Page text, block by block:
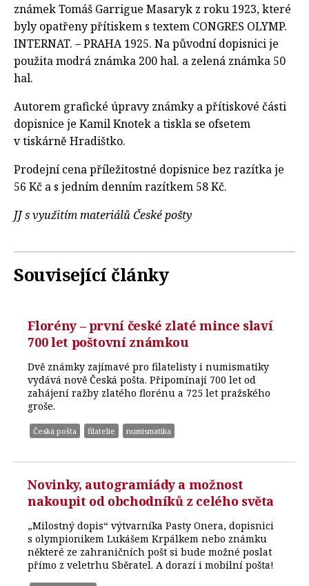
známek Tomáš Garrigue Masaryk z roku 1923, které
byly opatřeny přítiskem s textem CONGRES OLYMP.
INTERNAT. – PRAHA 1925. Na původní dopisnici je
použita modrá známka 200 hal. a zelená známka 50
hal.
Autorem grafické úpravy známky a přítiskové části
dopisnice je Kamil Knotek a tiskla se ofsetem
v tiskárně Hradištko.
Prodejní cena příležitostné dopisnice bez razítka je
56 Kč a s jedním denním razítkem 58 Kč.
JJ s využitím materiálů České pošty
Související články
Florény – první české zlaté mince slaví
700 let poštovní známkou
Dvě známky zajímavé pro filatelisty i numismatiky
vydává nově Česká pošta. Připomínají 700 let od
zahájení ražby zlatého florénu a 725 let pražského
groše.
Česká pošta filatelie numismatika
Novinky, autogramiády a možnost
nakoupit od obchodníků z celého světa
„Milostný dopis“ výtvarníka Pasty Onera, dopisnici
s olympionikem Lukášem Krpálkem nebo známku
některé ze zahraničních pošt si bude možné poslat
přímo z veletrhu Sběratel. A dorazí i mobilní pošta!